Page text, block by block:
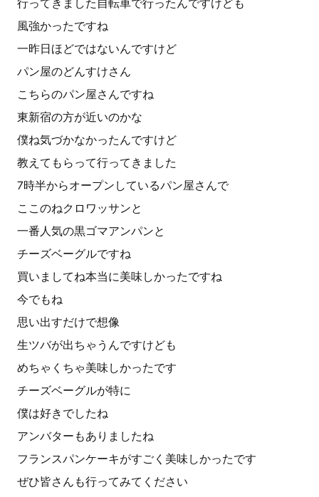
行ってきました自転車で行ったんですけども
風強かったですね
一昨日ほどではないんですけど
パン屋のどんすけさん
こちらのパン屋さんですね
東新宿の方が近いのかな
僕ね気づかなかったんですけど
教えてもらって行ってきました
7時半からオープンしているパン屋さんで
ここのねクロワッサンと
一番人気の黒ゴマアンパンと
チーズベーグルですね
買いましてね本当に美味しかったですね
今でもね
思い出すだけで想像
生ツバが出ちゃうんですけども
めちゃくちゃ美味しかったです
チーズベーグルが特に
僕は好きでしたね
アンバターもありましたね
フランスパンケーキがすごく美味しかったです
ぜひ皆さんも行ってみてください